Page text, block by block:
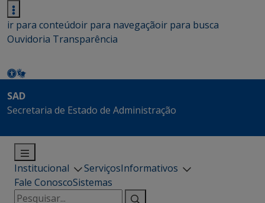
ir para conteúdoir para navegaçãoir para busca
Ouvidoria Transparência
SAD
Secretaria de Estado de Administração
Institucional ServiçosInformativos
Fale ConoscoSistemas
Pesquisar